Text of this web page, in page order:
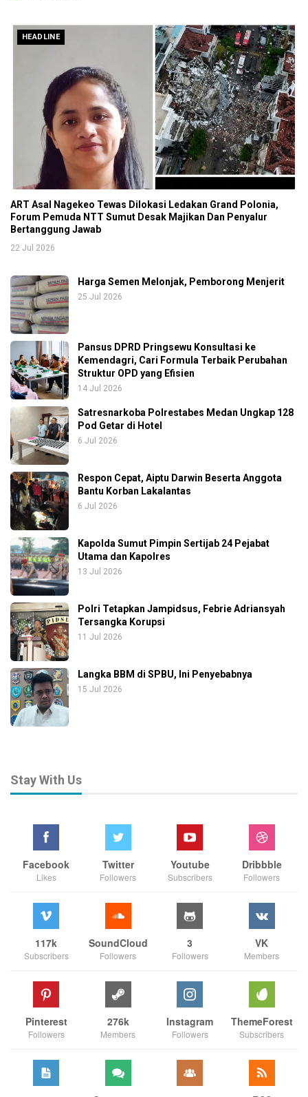
HEADLINE
ART Asal Nagekeo Tewas Dilokasi Ledakan Grand Polonia,
Forum Pemuda NTT Sumut Desak Majikan Dan Penyalur
Bertanggung Jawab
22 Jul 2026
Harga Semen Melonjak, Pemborong Menjerit
25 Jul 2026
Pansus DPRD Pringsewu Konsultasi ke
Kemendagri, Cari Formula Terbaik Perubahan
Struktur OPD yang Efisien
14 Jul 2026
Satresnarkoba Polrestabes Medan Ungkap 128
Pod Getar di Hotel
6 Jul 2026
Respon Cepat, Aiptu Darwin Beserta Anggota
Bantu Korban Lakalantas
6 Jul 2026
Kapolda Sumut Pimpin Sertijab 24 Pejabat
Utama dan Kapolres
13 Jul 2026
Polri Tetapkan Jampidsus, Febrie Adriansyah
Tersangka Korupsi
11 Jul 2026
Langka BBM di SPBU, Ini Penyebabnya
15 Jul 2026
Stay With Us
Facebook
Likes
Twitter
Followers
Youtube
Subscribers
Dribbble
Followers
117k
Subscribers
SoundCloud
Followers
3
Followers
VK
Members
Pinterest
Followers
276k
Members
Instagram
Followers
ThemeForest
Subscribers